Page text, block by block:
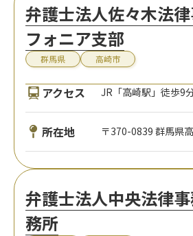
弁護士法人佐々木法
フォニア支部
群馬県 高崎市
アクセス JR「高崎駅」徒歩9
所在地 〒370-0839 群馬県
弁護士法人中央法律
務所